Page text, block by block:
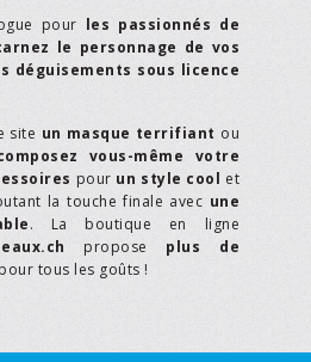
pour les passionnés de
le personnage de vos
déguisements sous licence
site un masque terrifiant ou
vous-même votre
pour un style cool et
la touche finale avec une
. La boutique en ligne
propose plus de
tous les goûts !